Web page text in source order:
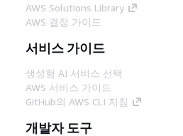
AWS Solutions Library
AWS 결정 가이드
서비스 가이드
생성형 AI 서비스 선택
AWS 서비스 가이드
GitHub의 AWS CLI 지침
개발자 도구